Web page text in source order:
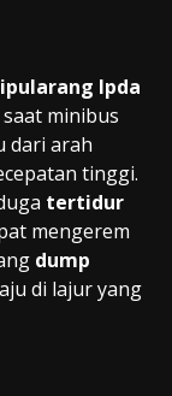
Ipda
minibus
dari arah
tinggi.
tertidur
mengerem
dump
di lajur yang